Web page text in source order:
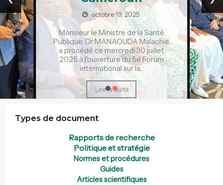
octobre 19, 2025
Monsieur le Ministre de la Santé
Publique, Dr MANAOUDA Malachie,
a procédé ce mercredi 30 juillet
2025 à l'ouverture du 5e Forum
international sur la...
Lire la suite
Types de document
Rapports de recherche
Politique et stratégie
Normes et procédures
Guides
Articles scientifiques